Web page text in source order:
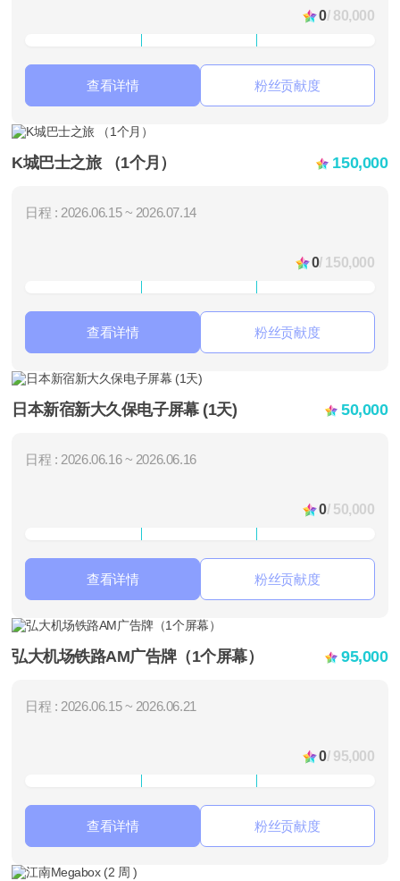
0/ 80,000
查看详情 粉丝贡献度
K城巴士之旅 （1个月） 150,000
日程 : 2026.06.15 ~ 2026.07.14
0/ 150,000
查看详情 粉丝贡献度
日本新宿新大久保电子屏幕 (1天) 50,000
日程 : 2026.06.16 ~ 2026.06.16
0/ 50,000
查看详情 粉丝贡献度
弘大机场铁路AM广告牌（1个屏幕） 95,000
日程 : 2026.06.15 ~ 2026.06.21
0/ 95,000
查看详情 粉丝贡献度